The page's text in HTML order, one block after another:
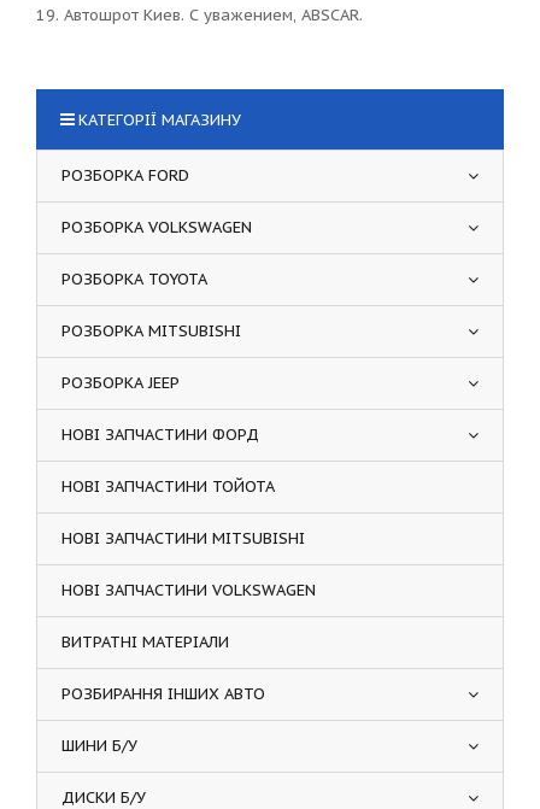
19. Автошрот Киев. С уважением, ABSCAR.
КАТЕГОРІЇ МАГАЗИНУ
РОЗБОРКА FORD
РОЗБОРКА VOLKSWAGEN
РОЗБОРКА TOYOTA
РОЗБОРКА MITSUBISHI
РОЗБОРКА JEEP
НОВІ ЗАПЧАСТИНИ ФОРД
НОВІ ЗАПЧАСТИНИ ТОЙОТА
НОВІ ЗАПЧАСТИНИ MITSUBISHI
НОВІ ЗАПЧАСТИНИ VOLKSWAGEN
ВИТРАТНІ МАТЕРІАЛИ
РОЗБИРАННЯ ІНШИХ АВТО
ШИНИ Б/У
ДИСКИ Б/У